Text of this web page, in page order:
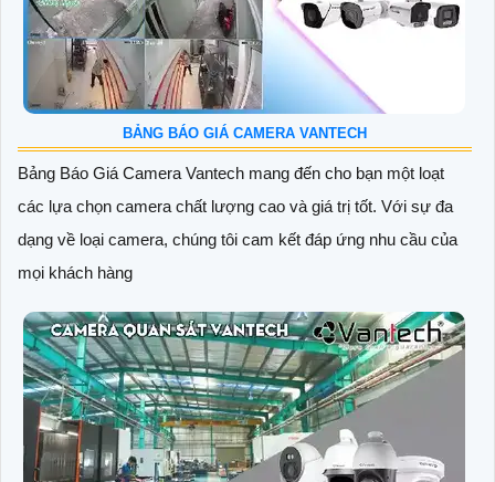
BẢNG BÁO GIÁ CAMERA VANTECH
Bảng Báo Giá Camera Vantech mang đến cho bạn một loạt
các lựa chọn camera chất lượng cao và giá trị tốt. Với sự đa
dạng về loại camera, chúng tôi cam kết đáp ứng nhu cầu của
mọi khách hàng